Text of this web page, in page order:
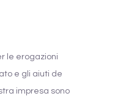
le erogazioni
e gli aiuti de
impresa sono